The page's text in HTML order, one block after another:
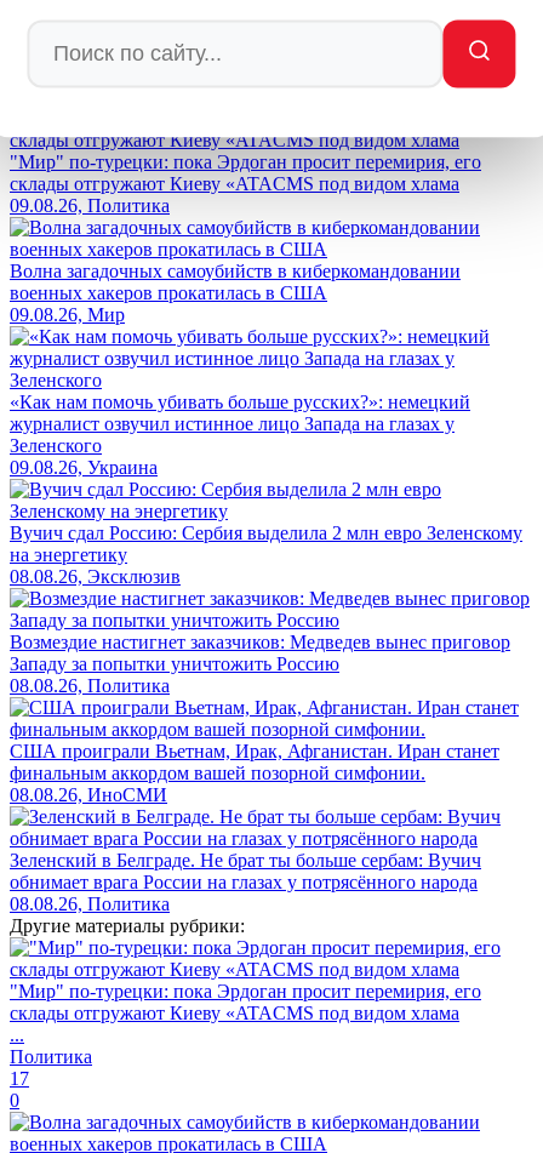
Заметили ош Ыбку
"Мир" по-турецки: пока Эрдоган просит перемирия, его
склады отгружают Киеву «ATACMS под видом хлама
09.08.26, Политика
Волна загадочных самоубийств в киберкомандовании
военных хакеров прокатилась в США
09.08.26, Мир
«Как нам помочь убивать больше русских?»: немецкий
журналист озвучил истинное лицо Запада на глазах у
Зеленского
09.08.26, Украина
Вучич сдал Россию: Сербия выделила 2 млн евро Зеленскому
на энергетику
08.08.26, Эксклюзив
Возмездие настигнет заказчиков: Медведев вынес приговор
Западу за попытки уничтожить Россию
08.08.26, Политика
США проиграли Вьетнам, Ирак, Афганистан. Иран станет
финальным аккордом вашей позорной симфонии.
08.08.26, ИноСМИ
Зеленский в Белграде. Не брат ты больше сербам: Вучич
обнимает врага России на глазах у потрясённого народа
08.08.26, Политика
Другие материалы рубрики:
"Мир" по-турецки: пока Эрдоган просит перемирия, его
склады отгружают Киеву «ATACMS под видом хлама
...
Политика
17
0